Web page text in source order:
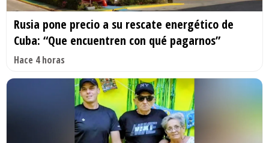
Rusia pone precio a su rescate energético de
Cuba: “Que encuentren con qué pagarnos”
Hace 4 horas